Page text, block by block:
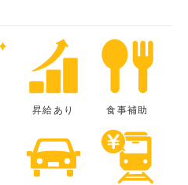
昇給あり 食事補助